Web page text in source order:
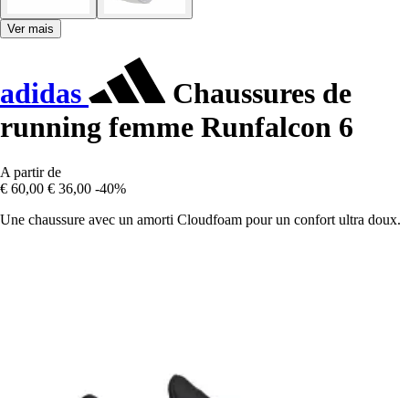
Ver mais
adidas
Chaussures de
running femme Runfalcon 6
A partir de
€ 60,00 € 36,00 -40%
Une chaussure avec un amorti Cloudfoam pour un confort ultra doux.